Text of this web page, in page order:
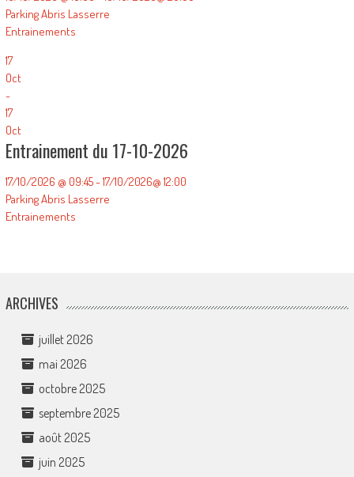
Parking Abris Lasserre
Entrainements
17
Oct
-
17
Oct
Entrainement du 17-10-2026
17/10/2026 @ 09:45 - 17/10/2026@ 12:00
Parking Abris Lasserre
Entrainements
ARCHIVES
juillet 2026
mai 2026
octobre 2025
septembre 2025
août 2025
juin 2025